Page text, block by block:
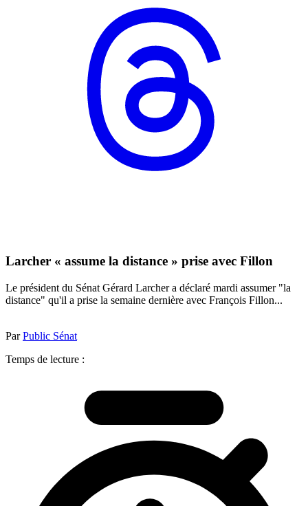
Larcher « assume la distance » prise avec Fillon
Le président du Sénat Gérard Larcher a déclaré mardi assumer "la
distance" qu'il a prise la semaine dernière avec François Fillon...
ParPublic Sénat
Temps de lecture :